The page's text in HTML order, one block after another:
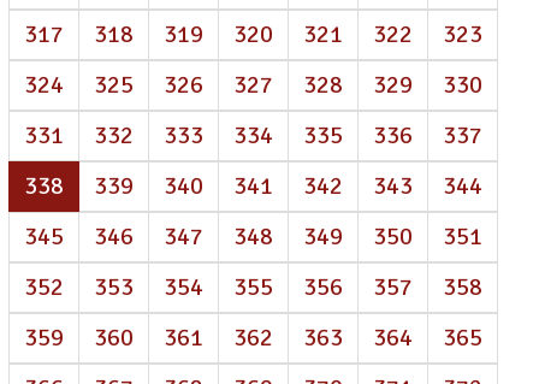
317
318 319 320 321 322
323
324
325 326 327 328 329
330
331
332 333 334 335 336
337
338 (atual)
339 340 341 342 343
344
345
346 347 348 349 350
351
352
353 354 355 356 357
358
359
360 361 362 363 364
365